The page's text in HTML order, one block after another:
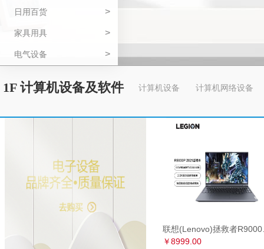
日用百货 >
家具用具 >
电气设备 >
1F 计算机设备及软件 计算机设备 计算机网络设备
￥8999.00